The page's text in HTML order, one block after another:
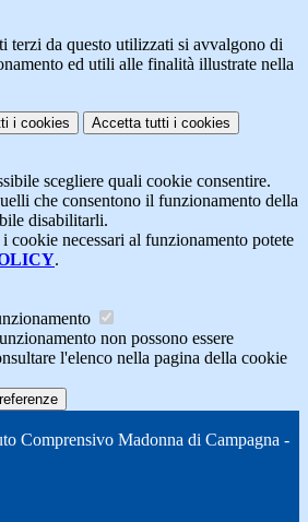
terzi da questo utilizzati si avvalgono di
ed utili alle finalità illustrate nella
i cookies Accetta tutti i cookies
scegliere quali cookie consentire.
che consentono il funzionamento della
disabilitarli.
cookie necessari al funzionamento potete
.
non possono essere
l'elenco nella pagina della cookie
Comprensivo Madonna di Campagna -